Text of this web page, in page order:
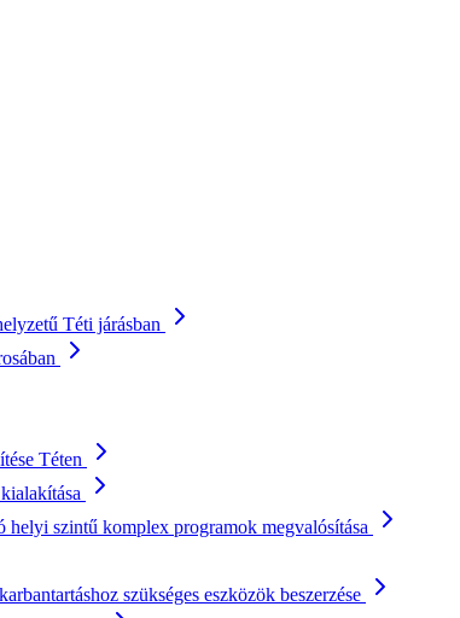
Téti járásban
Téten
helyi szintű komplex programok megvalósítása
szükséges eszközök beszerzése